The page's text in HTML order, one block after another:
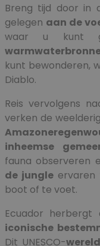
Breng tijd door in
gelegen aan de
waar u kunt
kunt bewonderen,
Diablo.
Reis vervolgens
verken de
inheemse
fauna observeren
de jungle ervaren
boot of te voet.
Ecuador herbergt
iconische
Dit UNESCO-